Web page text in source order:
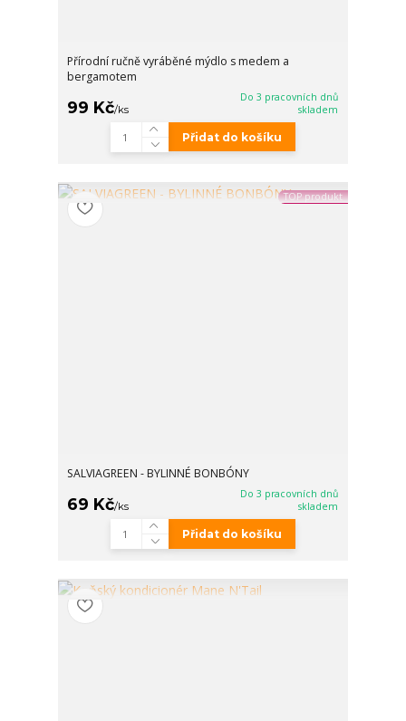
Přírodní ručně vyráběné mýdlo s medem a
bergamotem
99 Kč/ks
Do 3 pracovních dnů
skladem
Přidat do košíku
TOP produkt
SALVIAGREEN - BYLINNÉ BONBÓNY
69 Kč/ks
Do 3 pracovních dnů
skladem
Přidat do košíku